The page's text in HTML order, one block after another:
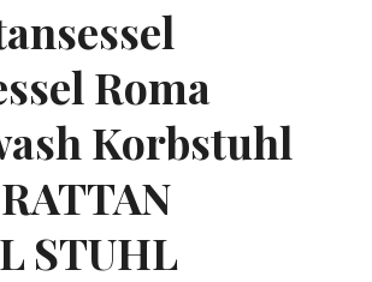
Roma
Korbstuhl
STUHL